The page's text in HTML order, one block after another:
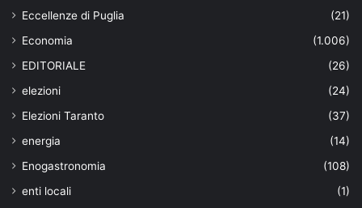
Eccellenze di Puglia
(21)
Economia
(1.006)
EDITORIALE
(26)
elezioni
(24)
Elezioni Taranto
(37)
energia
(14)
Enogastronomia
(108)
enti locali
(1)